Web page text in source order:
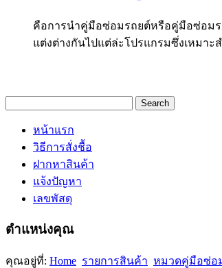
คือการนำคู่มือซ่อมรถยต์หรือคู่มือซ่อม
แต่งต่างกันไปแต่ล่ะโปรแกรมซึ่งเหมา
หน้าแรก
วิธีการสั่งชื้อ
ฝากหาสินค้า
แจ้งปัญหา
เลขพัสดุ
ตำแหน่งคุณ
คุณอยู่ที่: Home รายการสินค้า หมวดคู่มือซ่อ